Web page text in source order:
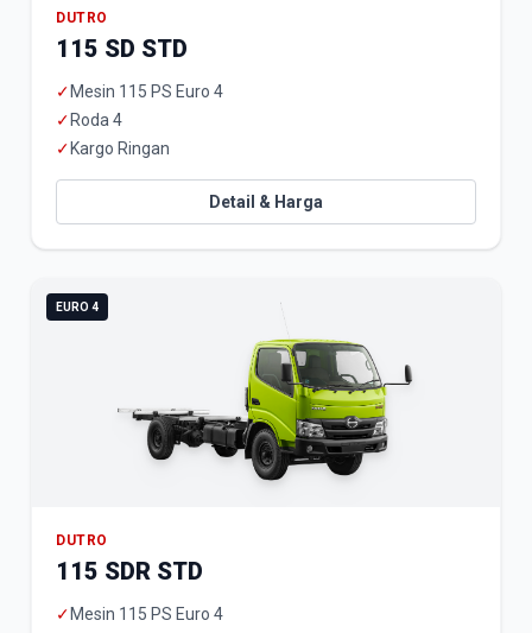
DUTRO
115 SD STD
✓ Mesin 115 PS Euro 4
✓ Roda 4
✓ Kargo Ringan
Detail & Harga
EURO 4
DUTRO
115 SDR STD
✓ Mesin 115 PS Euro 4